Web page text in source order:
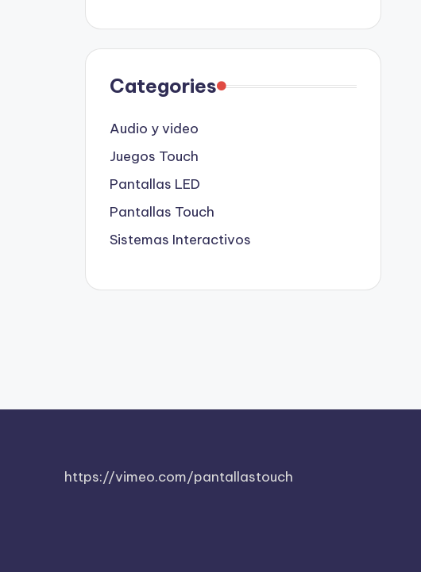
Categories
Audio y video
Juegos Touch
Pantallas LED
Pantallas Touch
Sistemas Interactivos
https://vimeo.com/pantallastouch